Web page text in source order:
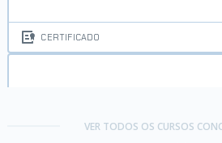
CERTIFICADO
VER TODOS OS CURSOS